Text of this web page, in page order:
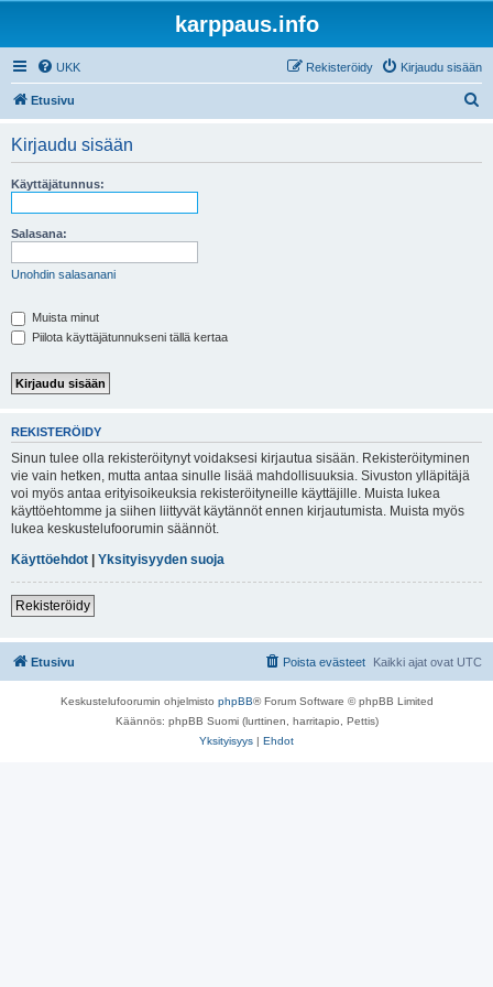
karppaus.info
UKK Kirjaudu sisään
Rekisteröidy
Etusivu
Kirjaudu sisään
Käyttäjätunnus:
Salasana:
Unohdin salasanani
Muista minut
Piilota käyttäjätunnukseni tällä kertaa
REKISTERÖIDY
Sinun tulee olla rekisteröitynyt voidaksesi kirjautua sisään. Rekisteröityminen
vie vain hetken, mutta antaa sinulle lisää mahdollisuuksia. Sivuston ylläpitäjä
voi myös antaa erityisoikeuksia rekisteröityneille käyttäjille. Muista lukea
käyttöehtomme ja siihen liittyvät käytännöt ennen kirjautumista. Muista myös
lukea keskustelufoorumin säännöt.
Käyttöehdot | Yksityisyyden suoja
Rekisteröidy
Etusivu Kaikki ajat ovat UTC
Poista evästeet
Keskustelufoorumin ohjelmisto phpBB® Forum Software © phpBB Limited
Käännös: phpBB Suomi (lurttinen, harritapio, Pettis)
Yksityisyys | Ehdot